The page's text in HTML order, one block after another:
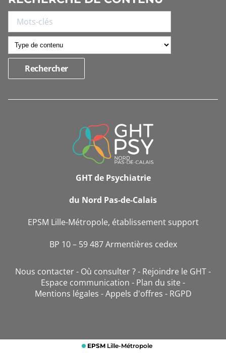
EPSM Lille-Métropole
INFORMATIONS
GHT de Psychiatrie
du Nord Pas-de-Calais
EPSM Lille-Métropole, établissement support
BP 10 – 59 487 Armentières cedex
Nous contacter Où consulter ?
Rejoindre le GHT
Espace communication
Plan du site
Mentions légales
Appels d'offres RGPD